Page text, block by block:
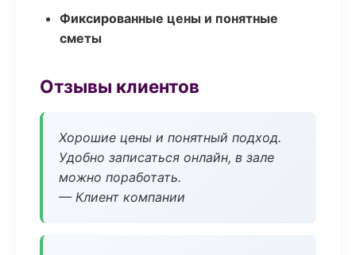
Фиксированные цены и понятные
сметы
Отзывы клиентов
Хорошие цены и понятный подход.
Удобно записаться онлайн, в зале
можно поработать.
— Клиент компании